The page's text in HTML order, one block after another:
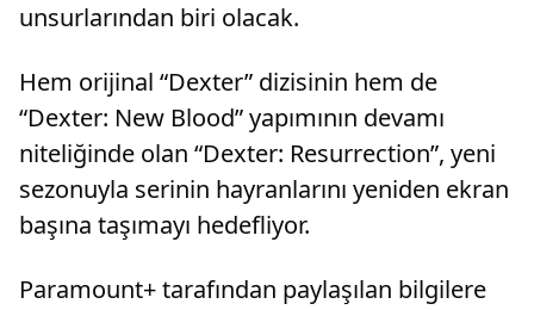
unsurlarından biri olacak.
Hem orijinal “Dexter” dizisinin hem de
“Dexter: New Blood” yapımının devamı
niteliğinde olan “Dexter: Resurrection”, yeni
sezonuyla serinin hayranlarını yeniden ekran
başına taşımayı hedefliyor.
Paramount+ tarafından paylaşılan bilgilere